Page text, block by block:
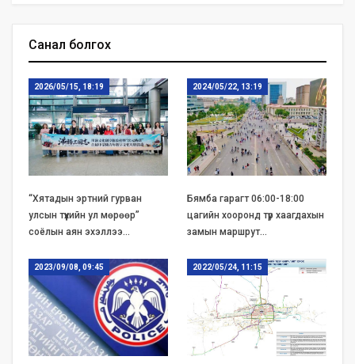
Санал болгох
2026/05/15, 18:19
“Хятадын эртний гурван
улсын түүхийн ул мөрөөр”
соёлын аян эхэллээ…
2024/05/22, 13:19
Бямба гарагт 06:00-18:00
цагийн хооронд түр хаагдахын
замын маршрут…
2023/09/08, 09:45 2022/05/24, 11:15